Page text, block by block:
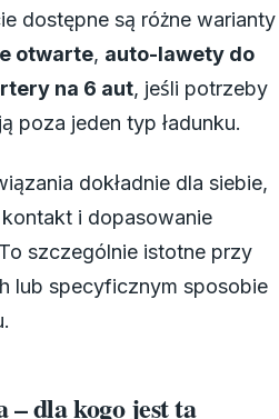
dostępne są różne warianty
otwarte, auto-lawety do
na 6 aut, jeśli potrzeby
poza jeden typ ładunku.
dokładnie dla siebie,
i dopasowanie
szczególnie istotne przy
lub specyficznym sposobie
– dla kogo jest ta